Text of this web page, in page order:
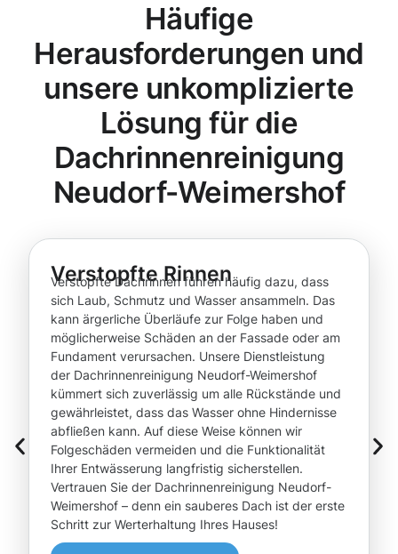
Häufige
Herausforderungen und
unsere unkomplizierte
Lösung für die
Dachrinnenreinigung
Neudorf-Weimershof
Verstopfte Rinnen
Verstopfte Dachrinnen führen häufig dazu, dass
sich Laub, Schmutz und Wasser ansammeln. Das
kann ärgerliche Überläufe zur Folge haben und
möglicherweise Schäden an der Fassade oder am
Fundament verursachen. Unsere Dienstleistung
der Dachrinnenreinigung Neudorf-Weimershof
kümmert sich zuverlässig um alle Rückstände und
gewährleistet, dass das Wasser ohne Hindernisse
abfließen kann. Auf diese Weise können wir
Folgeschäden vermeiden und die Funktionalität
Ihrer Entwässerung langfristig sicherstellen.
Vertrauen Sie der Dachrinnenreinigung Neudorf-
Weimershof – denn ein sauberes Dach ist der erste
Schritt zur Werterhaltung Ihres Hauses!